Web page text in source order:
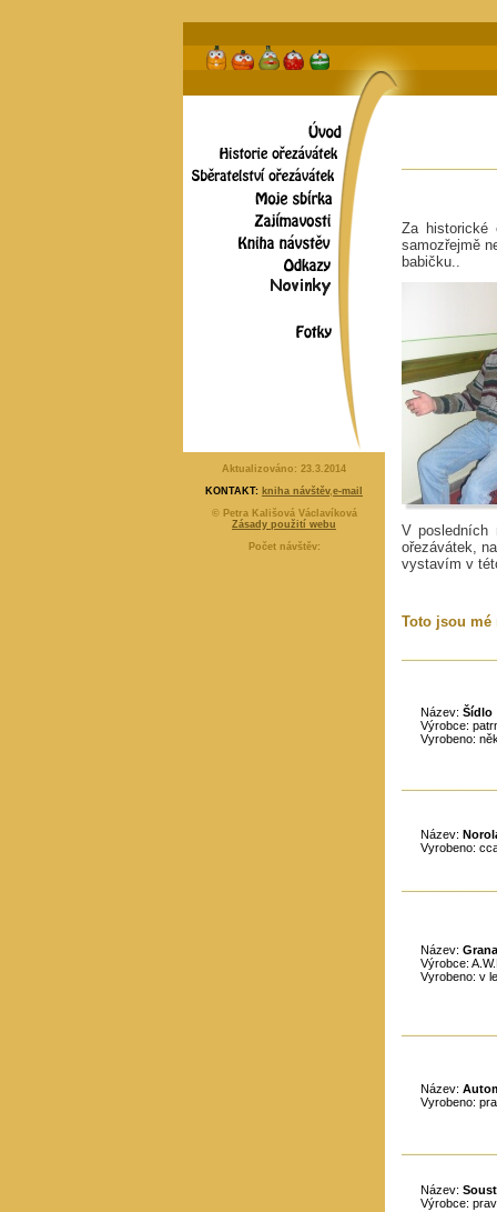
Aktualizováno: 23.3.2014
KONTAKT: kniha návštěv,e-mail
© Petra Kališová Václavíková
Zásady použití webu
Počet návštěv:
Za historické
samozřejmě
babičku..
V posledních
ořezávátek,
vystavím v
Toto jsou
Název: Šídlo
Výrobce:
Vyrobeno:
Název:
Vyrobeno:
Název:
Výrobce:
Vyrobeno: v
Název:
Vyrobeno:
Název:
Výrobce: